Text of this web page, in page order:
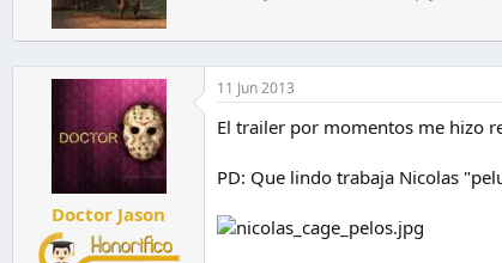
e
s
o
p
o
Doctor Jason
11 Jun 2013
El trailer por momentos me hizo
PD: Que lindo trabaja Nicolas